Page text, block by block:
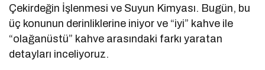
Çekirdeğin İşlenmesi ve Suyun Kimyası. Bugün, bu
üç konunun derinliklerine iniyor ve “iyi” kahve ile
“olağanüstü” kahve arasındaki farkı yaratan
detayları inceliyoruz.